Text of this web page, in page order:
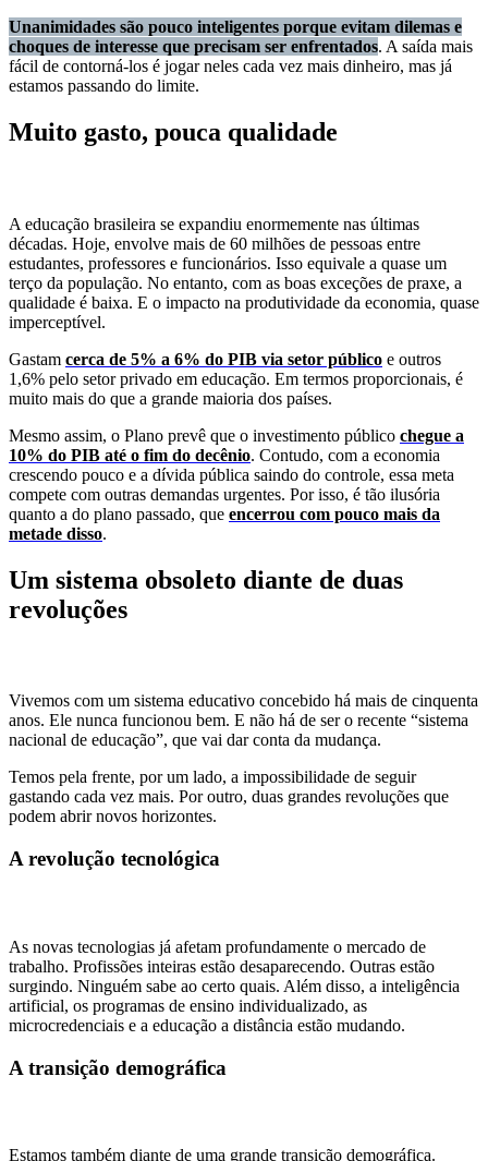
Unanimidades são pouco inteligentes porque evitam dilemas e
choques de interesse que precisam ser enfrentados. A saída mais
fácil de contorná-los é jogar neles cada vez mais dinheiro, mas já
estamos passando do limite.
Muito gasto, pouca qualidade
A educação brasileira se expandiu enormemente nas últimas
décadas. Hoje, envolve mais de 60 milhões de pessoas entre
estudantes, professores e funcionários. Isso equivale a quase um
terço da população. No entanto, com as boas exceções de praxe, a
qualidade é baixa. E o impacto na produtividade da economia, quase
imperceptível.
Gastam cerca de 5% a 6% do PIB via setor público e outros
1,6% pelo setor privado em educação. Em termos proporcionais, é
muito mais do que a grande maioria dos países.
Mesmo assim, o Plano prevê que o investimento público chegue a
10% do PIB até o fim do decênio. Contudo, com a economia
crescendo pouco e a dívida pública saindo do controle, essa meta
compete com outras demandas urgentes. Por isso, é tão ilusória
quanto a do plano passado, que encerrou com pouco mais da
metade disso.
Um sistema obsoleto diante de duas
revoluções
Vivemos com um sistema educativo concebido há mais de cinquenta
anos. Ele nunca funcionou bem. E não há de ser o recente “sistema
nacional de educação”, que vai dar conta da mudança.
Temos pela frente, por um lado, a impossibilidade de seguir
gastando cada vez mais. Por outro, duas grandes revoluções que
podem abrir novos horizontes.
A revolução tecnológica
As novas tecnologias já afetam profundamente o mercado de
trabalho. Profissões inteiras estão desaparecendo. Outras estão
surgindo. Ninguém sabe ao certo quais. Além disso, a inteligência
artificial, os programas de ensino individualizado, as
microcredenciais e a educação a distância estão mudando.
A transição demográfica
Estamos também diante de uma grande transição demográfica.